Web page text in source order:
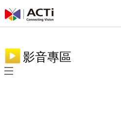
影音專區